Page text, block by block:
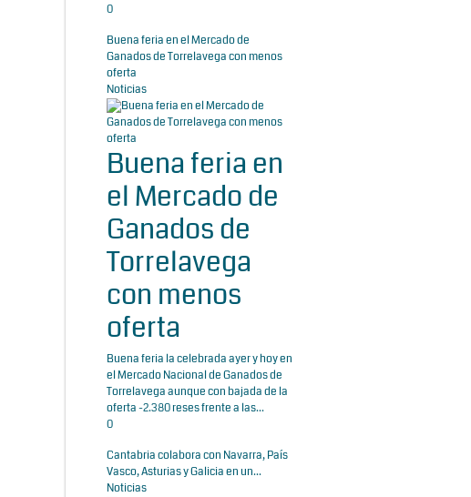
0
Buena feria en el Mercado de
Ganados de Torrelavega con menos
oferta
Noticias
Buena feria en
el Mercado de
Ganados de
Torrelavega
con menos
oferta
Buena feria la celebrada ayer y hoy en
el Mercado Nacional de Ganados de
Torrelavega aunque con bajada de la
oferta -2.380 reses frente a las...
0
Cantabria colabora con Navarra, País
Vasco, Asturias y Galicia en un...
Noticias